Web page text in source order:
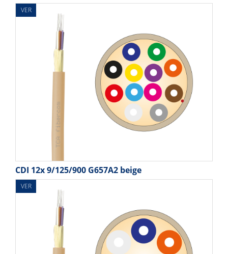
VER
CDI 12x 9/125/900 G657A2 beige
VER